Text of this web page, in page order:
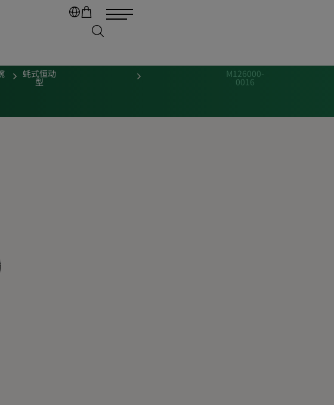
蚝式恒动
型
M126000-
0016